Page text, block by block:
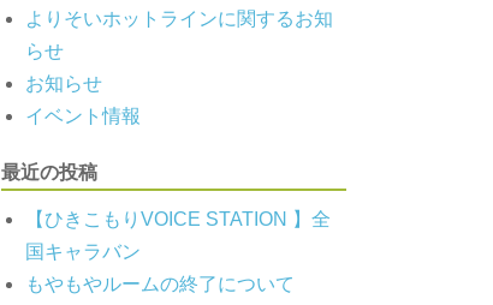
よりそいホットラインに関するお知
らせ
お知らせ
イベント情報
最近の投稿
【ひきこもりVOICE STATION 】全
国キャラバン
もやもやルームの終了について